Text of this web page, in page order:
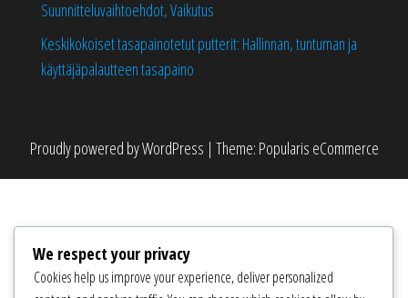
Suunnitteluvaihtoehdot, Vaikutus
Keskikokoiset tasapainotetut putterit: Hallinnan, tuntuman ja
käyttäjäpalautteen tasapaino
Proudly powered byWordPress | Theme: Popularis eCommerce
We respect your privacy
Cookies help us improve your experience, deliver personalized